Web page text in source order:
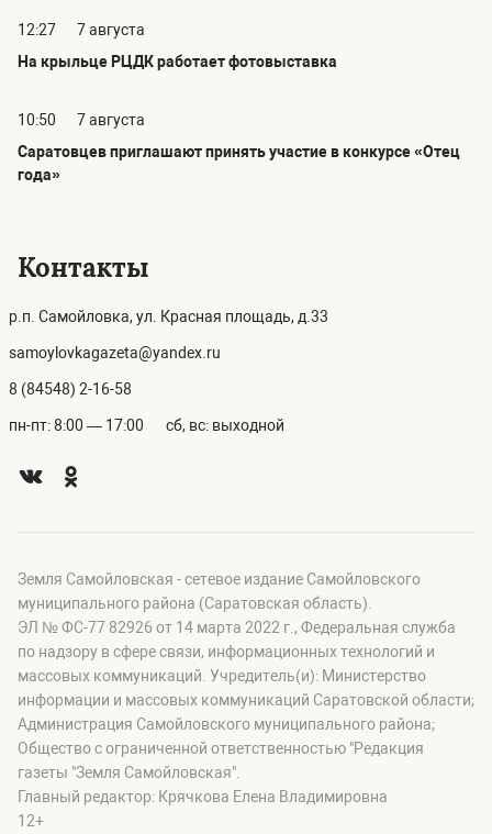
12:27
7 августа
На крыльце РЦДК работает фотовыставка
10:50
7 августа
Саратовцев приглашают принять участие в конкурсе «Отец
года»
Контакты
р.п. Самойловка, ул. Красная площадь, д.33
samoylovkagazeta@yandex.ru
8 (84548) 2-16-58
пн-пт: 8:00 — 17:00 сб, вс: выходной
Земля Самойловская - сетевое издание Самойловского
муниципального района (Саратовская область).
ЭЛ № ФС-77 82926 от 14 марта 2022 г., Федеральная служба
по надзору в сфере связи, информационных технологий и
массовых коммуникаций. Учредитель(и): Министерство
информации и массовых коммуникаций Саратовской области;
Администрация Самойловского муниципального района;
Общество с ограниченной ответственностью "Редакция
газеты "Земля Самойловская".
Главный редактор: Крячкова Елена Владимировна
12+